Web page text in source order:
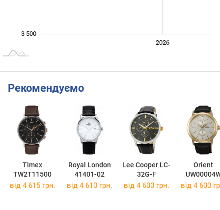
3 500
2026
Рекомендуємо
Timex
TW2T11500
Royal London
41401-02
Lee Cooper LC-
32G-F
Orient
від 4 615 грн. від 4 610 грн. від 4 600 грн. від 4 600